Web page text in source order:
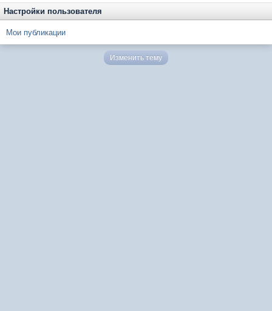
Настройки пользователя
Мои публикации
Изменить тему